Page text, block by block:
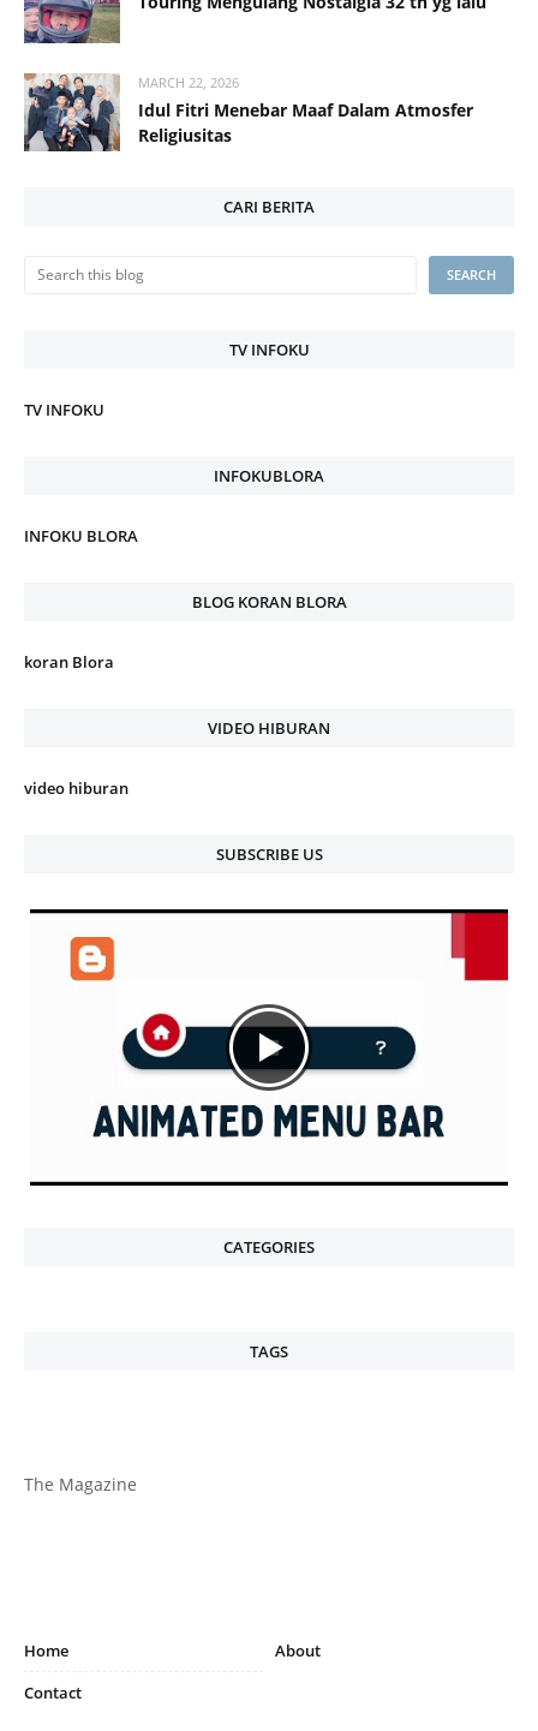
MARCH 22, 2026
Idul Fitri Menebar Maaf Dalam Atmosfer
Religiusitas
CARI BERITA
TV INFOKU
TV INFOKU
INFOKUBLORA
INFOKU BLORA
BLOG KORAN BLORA
koran Blora
VIDEO HIBURAN
video hiburan
SUBSCRIBE US
CATEGORIES
TAGS
The Magazine
Home
About
Contact